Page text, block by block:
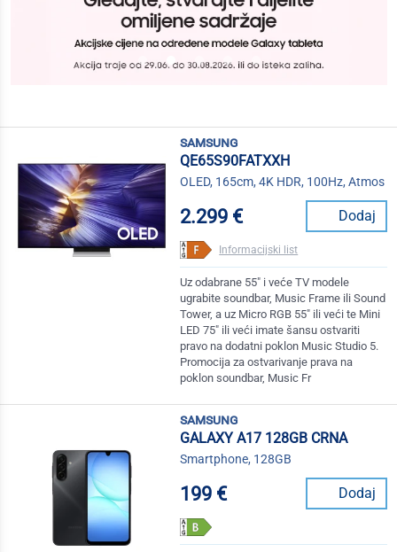
samsung
QE65S90FATXXH
OLED, 165cm, 4K HDR, 100Hz, Atmos
2.299 € Dodaj
Informacijski list
Uz odabrane 55" i veće TV modele
ugrabite soundbar, Music Frame ili Sound
Tower, a uz Micro RGB 55" ili veći te Mini
LED 75" ili veći imate šansu ostvariti
pravo na dodatni poklon Music Studio 5.
Promocija za ostvarivanje prava na
poklon soundbar, Music Fr
samsung
GALAXY A17 128GB CRNA
Smartphone, 128GB
199 € Dodaj